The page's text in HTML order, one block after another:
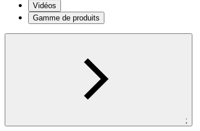
Vidéos
Gamme de produits
;